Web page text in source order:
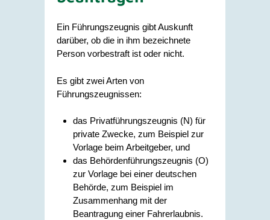
Ein Führungszeugnis gibt Auskunft
darüber, ob die in ihm bezeichnete
Person vorbestraft ist oder nicht.
Es gibt zwei Arten von
Führungszeugnissen:
das Privatführungszeugnis (N) für
private Zwecke, zum Beispiel zur
Vorlage beim Arbeitgeber, und
das Behördenführungszeugnis (O)
zur Vorlage bei einer deutschen
Behörde, zum Beispiel im
Zusammenhang mit der
Beantragung einer Fahrerlaubnis.